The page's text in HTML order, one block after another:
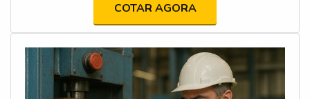
COTAR AGORA